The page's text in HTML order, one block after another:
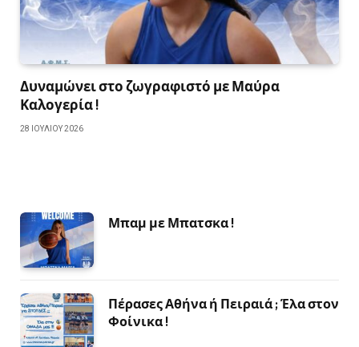
Δυναμώνει στο ζωγραφιστό με Μαύρα
Καλογερία !
28 ΙΟΥΛΊΟΥ 2026
Μπαμ με Μπατσκα !
Πέρασες Αθήνα ή Πειραιά ; Έλα στον
Φοίνικα !